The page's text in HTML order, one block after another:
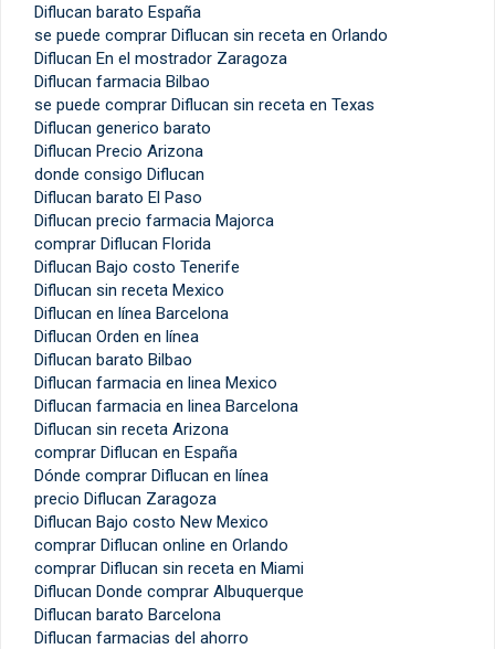
Diflucan barato España
se puede comprar Diflucan sin receta en Orlando
Diflucan En el mostrador Zaragoza
Diflucan farmacia Bilbao
se puede comprar Diflucan sin receta en Texas
Diflucan generico barato
Diflucan Precio Arizona
donde consigo Diflucan
Diflucan barato El Paso
Diflucan precio farmacia Majorca
comprar Diflucan Florida
Diflucan Bajo costo Tenerife
Diflucan sin receta Mexico
Diflucan en línea Barcelona
Diflucan Orden en línea
Diflucan barato Bilbao
Diflucan farmacia en linea Mexico
Diflucan farmacia en linea Barcelona
Diflucan sin receta Arizona
comprar Diflucan en España
Dónde comprar Diflucan en línea
precio Diflucan Zaragoza
Diflucan Bajo costo New Mexico
comprar Diflucan online en Orlando
comprar Diflucan sin receta en Miami
Diflucan Donde comprar Albuquerque
Diflucan barato Barcelona
Diflucan farmacias del ahorro